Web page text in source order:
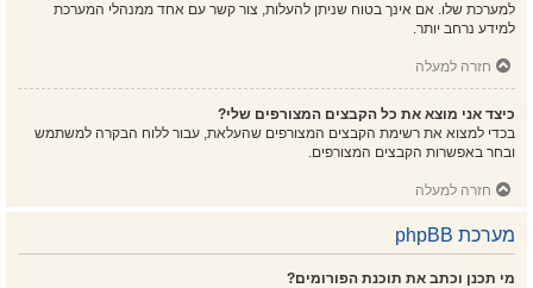
למערכת שלו. אם אינך בטוח שניתן להעלות, צור קשר עם אחד ממנהלי המערכת
למידע נרחב יותר.
חזרה למעלה
כיצד אני מוצא את כל הקבצים המצורפים שלי?
בכדי למצוא את רשימת הקבצים המצורפים שהעלאת, עבור ללוח הבקרה למשתמש
ובחר באפשרות הקבצים המצורפים.
חזרה למעלה
מערכת phpBB
מי תכנן וכתב את תוכנת הפורומים?